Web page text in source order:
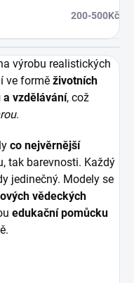
200-500Kč
výrobu realistických
ve formě životních
a vzdělávání, což
.
co nejvěrnější
tak barevnosti. Každý
jedinečný. Modely se
vědeckých
edukační pomůcku